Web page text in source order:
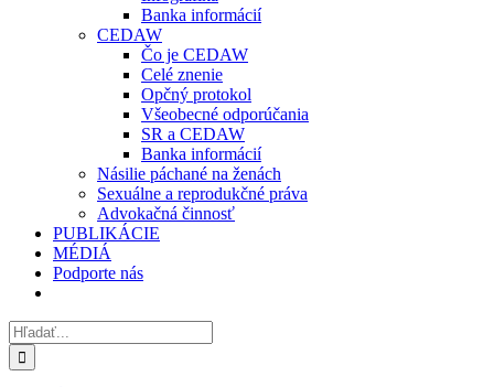
Banka informácií
CEDAW
Čo je CEDAW
Celé znenie
Opčný protokol
Všeobecné odporúčania
SR a CEDAW
Banka informácií
Násilie páchané na ženách
Sexuálne a reprodukčné práva
Advokačná činnosť
PUBLIKÁCIE
MÉDIÁ
Podporte nás
Hľadať: